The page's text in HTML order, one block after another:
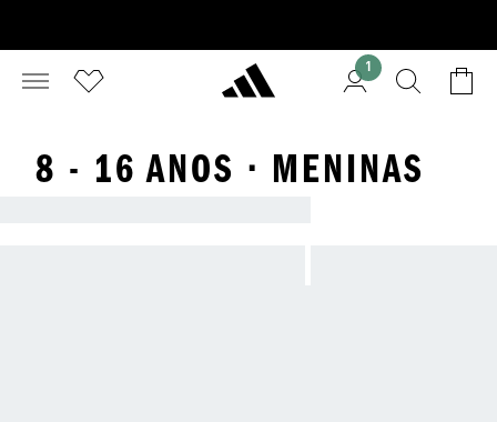
1
8 - 16 ANOS · MENINAS